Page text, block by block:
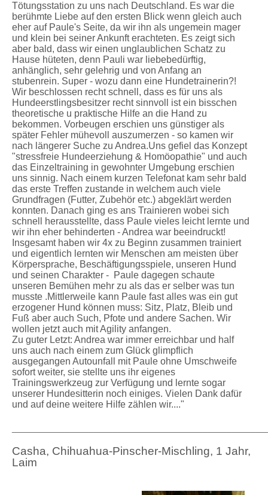
Tötungsstation zu uns nach Deutschland. Es war die
berühmte Liebe auf den ersten Blick wenn gleich auch
eher auf Paule's Seite, da wir ihn als ungemein mager
und klein bei seiner Ankunft erachteten. Es zeigt sich
aber bald, dass wir einen unglaublichen Schatz zu
Hause hüteten, denn Pauli war liebebedürftig,
anhänglich, sehr gelehrig und von Anfang an
stubenrein. Super - wozu dann eine Hundetrainerin?!
Wir beschlossen recht schnell, dass es für uns als
Hundeerstlingsbesitzer recht sinnvoll ist ein bisschen
theoretische u praktische Hilfe an die Hand zu
bekommen. Vorbeugen erschien uns günstiger als
später Fehler mühevoll auszumerzen - so kamen wir
nach längerer Suche zu Andrea.Uns gefiel das Konzept
"stressfreie Hundeerziehung & Homöopathie" und auch
das Einzeltraining in gewohnter Umgebung erschien
uns sinnig. Nach einem kurzen Telefonat kam sehr bald
das erste Treffen zustande in welchem auch viele
Grundfragen (Futter, Zubehör etc.) abgeklärt werden
konnten. Danach ging es ans Trainieren wobei sich
schnell herausstellte, dass Paule vieles leicht lernte und
wir ihn eher behinderten - Andrea war beeindruckt!
Insgesamt haben wir 4x zu Beginn zusammen trainiert
und eigentlich lernten wir Menschen am meisten über
Körpersprache, Beschäftigungsspiele, unseren Hund
und seinen Charakter - Paule dagegen schaute
unseren Bemühen mehr zu als das er selber was tun
musste .Mittlerweile kann Paule fast alles was ein gut
erzogener Hund können muss: Sitz, Platz, Bleib und
Fuß aber auch Such, Pfote und andere Sachen. Wir
wollen jetzt auch mit Agility anfangen.
Zu guter Letzt: Andrea war immer erreichbar und half
uns auch nach einem zum Glück glimpflich
ausgegangen Autounfall mit Paule ohne Umschweife
sofort weiter, sie stellte uns ihr eigenes
Trainingswerkzeug zur Verfügung und lernte sogar
unserer Hundesitterin noch einiges. Vielen Dank dafür
und auf deine weitere Hilfe zählen wir...."
Casha, Chihuahua-Pinscher-Mischling, 1 Jahr,
Laim